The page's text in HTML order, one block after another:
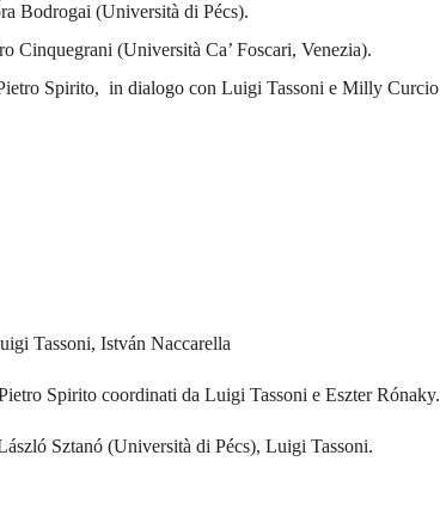
Bodrogai (Università di Pécs).
Cinquegrani (Università Ca’ Foscari, Venezia).
Spirito, in dialogo con Luigi Tassoni e Milly Curcio
Tassoni, István Naccarella
Spirito coordinati da Luigi Tassoni e Eszter Rónaky.
Sztanó (Università di Pécs), Luigi Tassoni.